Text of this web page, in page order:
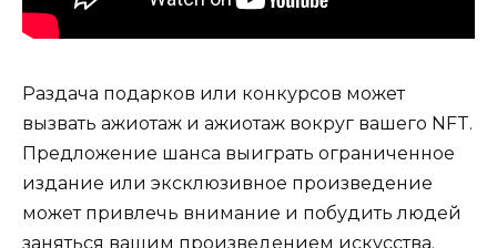
Раздача подарков или конкурсов может
вызвать ажиотаж и ажиотаж вокруг вашего NFT.
Предложение шанса выиграть ограниченное
издание или эксклюзивное произведение
может привлечь внимание и побудить людей
заняться вашим произведением искусства.